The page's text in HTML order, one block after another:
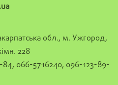
обл., м. Ужгород,
228
066-5716240, 096-123-89-